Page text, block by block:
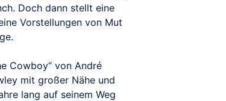
Doch dann stellt eine
Vorstellungen von Mut
Cowboy“ von André
mit großer Nähe und
lang auf seinem Weg